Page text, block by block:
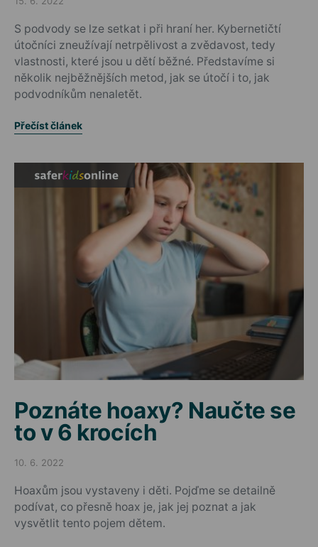
Posted on
S podvody se lze setkat i při hraní her. Kybernetičtí
útočníci zneužívají netrpělivost a zvědavost, tedy
vlastnosti, které jsou u dětí běžné. Představíme si
několik nejběžnějších metod, jak se útočí i to, jak
podvodníkům nenaletět.
Přečíst článek
Poznáte hoaxy? Naučte se
to v 6 krocích
Posted on
10. 6. 2022
Hoaxům jsou vystaveny i děti. Pojďme se detailně
podívat, co přesně hoax je, jak jej poznat a jak
vysvětlit tento pojem dětem.